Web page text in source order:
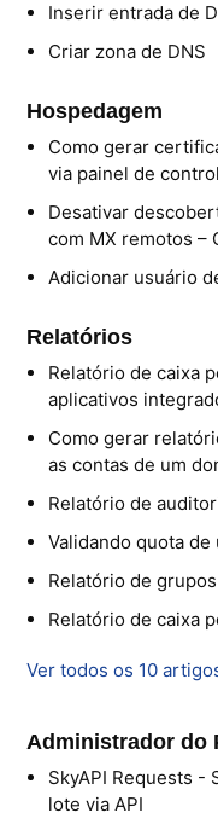
Inserir entrada de
Criar zona de DNS
Hospedagem
Como gerar
via painel de
Desativar
com MX remotos –
Adicionar usuário
Relatórios
Relatório de caixa
aplicativos
Como gerar
as contas de um
Relatório de
Validando quota
Relatório de grupos
Relatório de caixa
Ver todos os 10
Administrador do
SkyAPI Requests -
lote via API